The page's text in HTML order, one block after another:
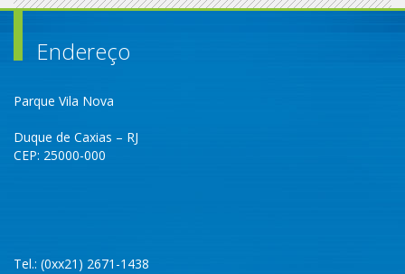
Endereço
Parque Vila Nova
Duque de Caxias – RJ
CEP: 25000-000
Tel.: (0xx21) 2671-1438